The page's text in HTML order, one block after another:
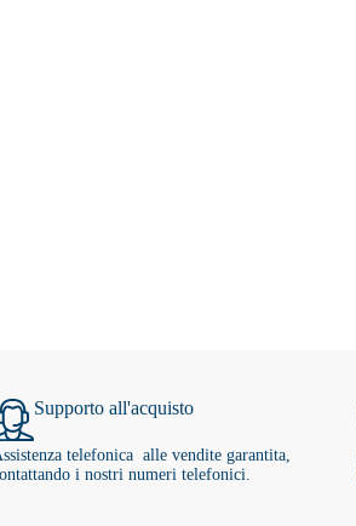
Supporto all'acquisto
telefonica alle vendite garantita,
i nostri numeri telefonici.